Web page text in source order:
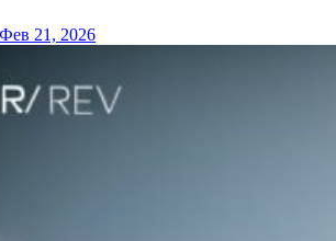
Фев 21, 2026